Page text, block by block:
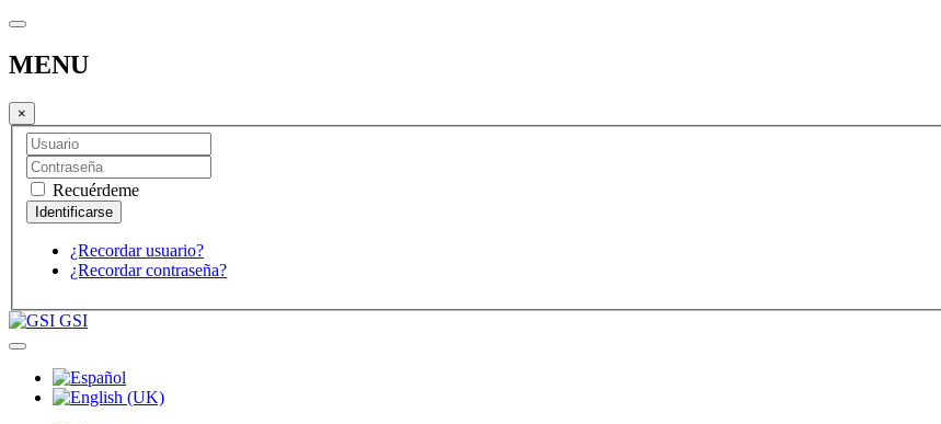
MENU
×
Recuérdeme
¿Recordar usuario?
¿Recordar contraseña?
GSI